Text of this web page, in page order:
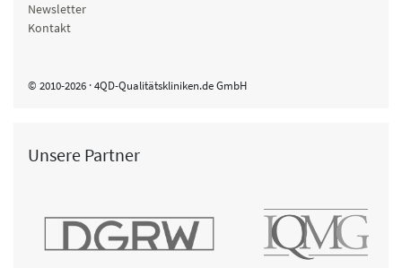
Newsletter
Kontakt
© 2010-2026 · 4QD-Qualitätskliniken.de GmbH
Unsere Partner